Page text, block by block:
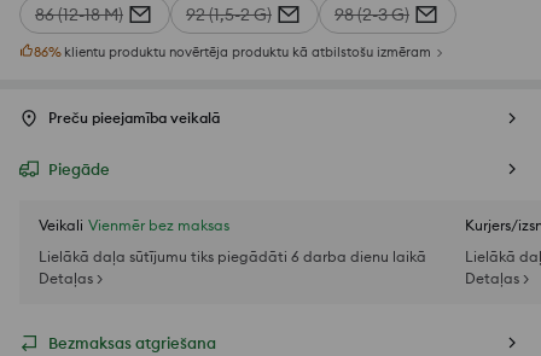
86 (12-18 M)
92 (1,5-2 G) 98 (2-3 G)
86% klientu produktu novērtēja produktu kā atbilstošu izmēram
Preču pieejamība veikalā
Piegāde
Veikali Vienmēr bez maksas
Lielākā daļa sūtījumu tiks piegādāti 6 darba dienu laikā
Detaļas >
Kurjers/
Lielākā
Detaļas >
Bezmaksas atgriešana